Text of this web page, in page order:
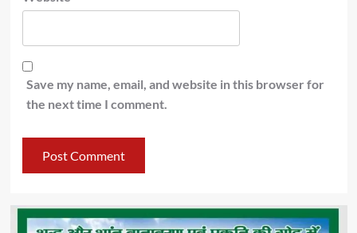
Save my name, email, and website in this browser for
the next time I comment.